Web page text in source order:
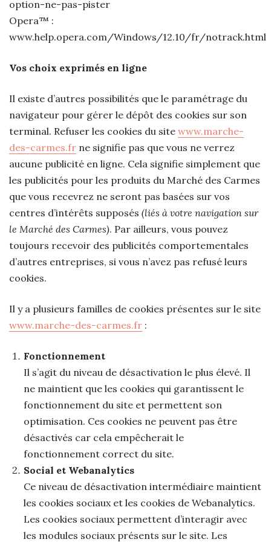
option-ne-pas-pister
Opera™ :
www.help.opera.com/Windows/12.10/fr/notrack.html
Vos choix exprimés en ligne
Il existe d’autres possibilités que le paramétrage du
navigateur pour gérer le dépôt des cookies sur son
terminal. Refuser les cookies du site www.marche-
des-carmes.fr ne signifie pas que vous ne verrez
aucune publicité en ligne. Cela signifie simplement que
les publicités pour les produits du Marché des Carmes
que vous recevrez ne seront pas basées sur vos
centres d’intérêts supposés (liés à votre navigation sur
le Marché des Carmes). Par ailleurs, vous pouvez
toujours recevoir des publicités comportementales
d’autres entreprises, si vous n’avez pas refusé leurs
cookies.
Il y a plusieurs familles de cookies présentes sur le site
www.marche-des-carmes.fr :
Fonctionnement
Il s’agit du niveau de désactivation le plus élevé. Il
ne maintient que les cookies qui garantissent le
fonctionnement du site et permettent son
optimisation. Ces cookies ne peuvent pas être
désactivés car cela empêcherait le
fonctionnement correct du site.
Social et Webanalytics
Ce niveau de désactivation intermédiaire maintient
les cookies sociaux et les cookies de Webanalytics.
Les cookies sociaux permettent d’interagir avec
les modules sociaux présents sur le site. Les